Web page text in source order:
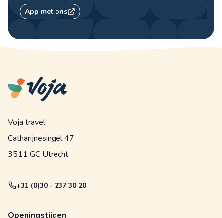
App met ons
Voja travel
Catharijnesingel 47
3511 GC Utrecht
+31 (0)30 - 237 30 20
Openingstijden